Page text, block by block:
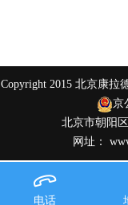
Copyright 2015 北京康
京
北京市朝阳
网址：
电话